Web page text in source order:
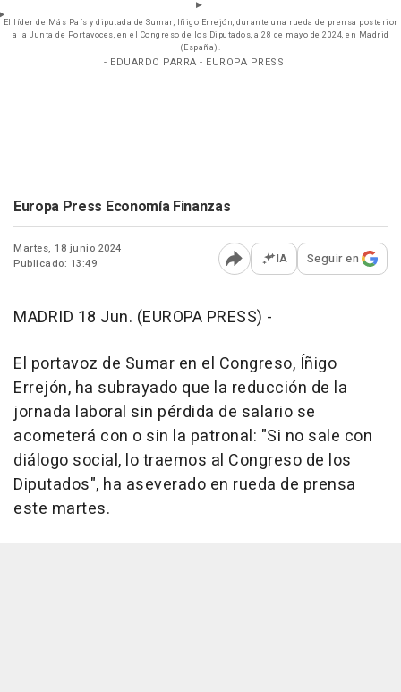
El líder de Más País y diputada de Sumar, Iñigo Errejón, durante una rueda de prensa posterior
a la Junta de Portavoces, en el Congreso de los Diputados, a 28 de mayo de 2024, en Madrid
(España).
- EDUARDO PARRA - EUROPA PRESS
Europa Press Economía Finanzas
Martes, 18 junio 2024
Publicado: 13:49
Abrir opciones para
IA Seguir en
MADRID 18 Jun. (EUROPA PRESS) -
El portavoz de Sumar en el Congreso, Íñigo
Errejón, ha subrayado que la reducción de la
jornada laboral sin pérdida de salario se
acometerá con o sin la patronal: "Si no sale con
diálogo social, lo traemos al Congreso de los
Diputados", ha aseverado en rueda de prensa
este martes.